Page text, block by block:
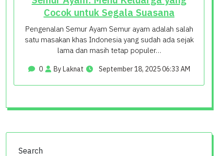
Cocok untuk Segala Suasana
Pengenalan Semur Ayam Semur ayam adalah salah
satu masakan khas Indonesia yang sudah ada sejak
lama dan masih tetap populer…
0 By Laknat September 18, 2025 06:33 AM
Search